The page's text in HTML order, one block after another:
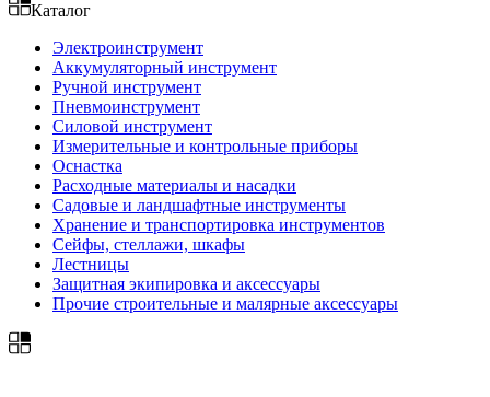
Каталог
Электроинструмент
Аккумуляторный инструмент
Ручной инструмент
Пневмоинструмент
Силовой инструмент
Измерительные и контрольные приборы
Оснастка
Расходные материалы и насадки
Садовые и ландшафтные инструменты
Хранение и транспортировка инструментов
Сейфы, стеллажи, шкафы
Лестницы
Защитная экипировка и аксессуары
Прочие строительные и малярные аксессуары